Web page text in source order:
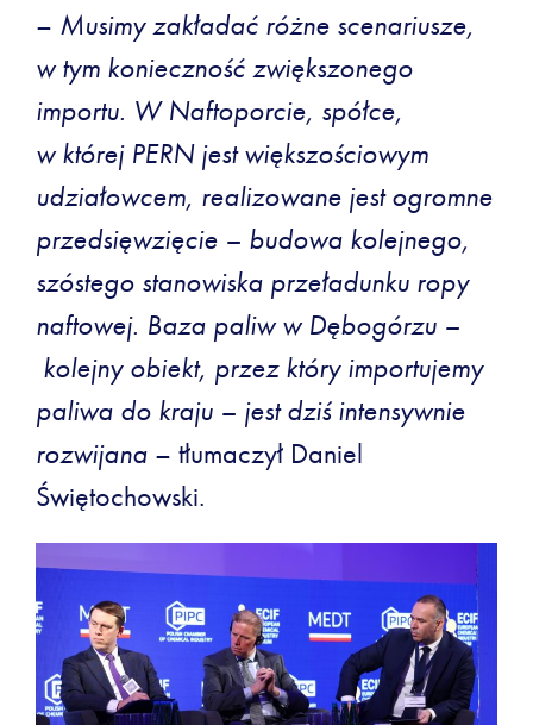
– Musimy zakładać różne scenariusze,
w tym konieczność zwiększonego
importu. W Naftoporcie, spółce,
w której PERN jest większościowym
udziałowcem, realizowane jest ogromne
przedsięwzięcie – budowa kolejnego,
szóstego stanowiska przeładunku ropy
naftowej. Baza paliw w Dębogórzu –
kolejny obiekt, przez który importujemy
paliwa do kraju – jest dziś intensywnie
rozwijana – tłumaczył Daniel
Świętochowski.